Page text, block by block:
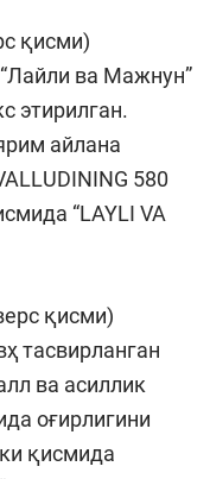
қисми)
ва Мажнун”
этирилган.
айлана
580
“LAYLI VA
қисми)
тасвирланган
ва асиллик
оғирлигини
қисмида